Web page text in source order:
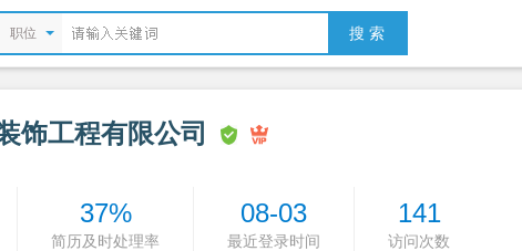
职位 搜 索
饰工程有限公司
37%
简历及时处理率
08-03
最近登录时间
141
访问次数